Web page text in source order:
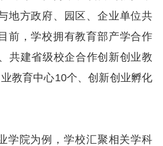
地方政府、园区、企业单位共
前，学校拥有教育部产学合作
共建省级校企合作创新创业教
教育中心10个、创新创业孵化
学院为例，学校汇聚相关学科